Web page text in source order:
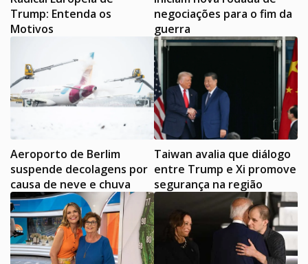
Trump: Entenda os
Motivos
negociações para o fim da
guerra
Aeroporto de Berlim
suspende decolagens por
causa de neve e chuva
Taiwan avalia que diálogo
entre Trump e Xi promove
segurança na região